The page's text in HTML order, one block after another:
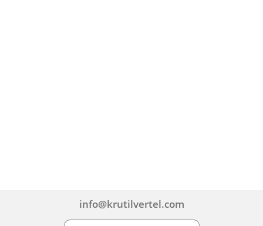
info@krutilvertel.com